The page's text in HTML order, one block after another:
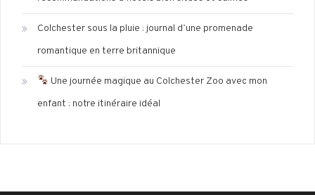
Colchester sous la pluie : journal d’une promenade
romantique en terre britannique
Une journée magique au Colchester Zoo avec mon
enfant : notre itinéraire idéal